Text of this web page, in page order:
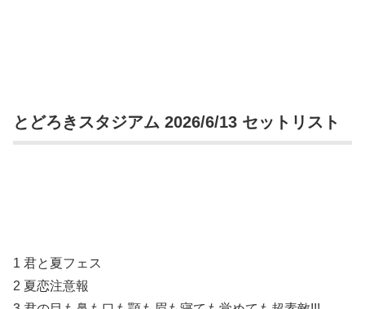
とどろきスタジアム 2026/6/13 セットリスト
1 君と夏フェス
2 夏恋注意報